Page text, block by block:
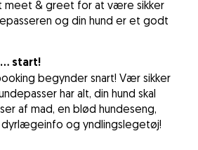
meet & greet for at være sikker
og din hund er et godt
start!
begynder snart! Vær sikker
har alt, din hund skal
af mad, en blød hundeseng,
dyrlægeinfo og yndlingslegetøj!